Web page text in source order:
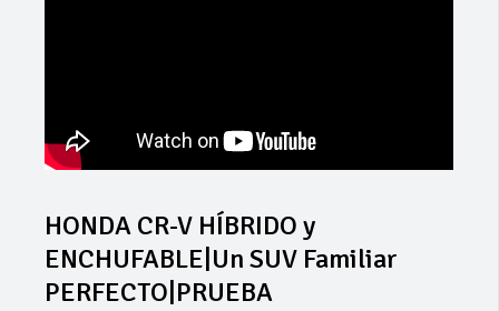
HONDA CR-V HÍBRIDO y
ENCHUFABLE|Un SUV Familiar
PERFECTO|PRUEBA